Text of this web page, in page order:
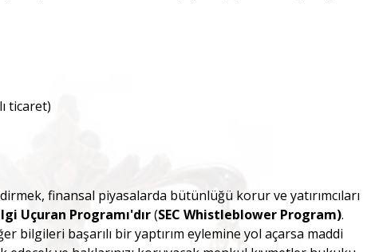
ticaret)
finansal piyasalarda bütünlüğü korur ve yatırımcıları
Uçuran Programı'dır(SEC Whistleblower Program).
bilgileri başarılı bir yaptırım eylemine yol açarsa maddi